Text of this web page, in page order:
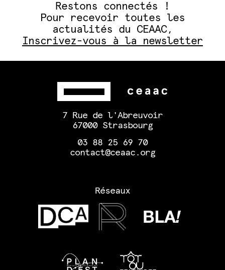
Restons connectés !
Pour recevoir toutes les
actualités du CEAAC,
Inscrivez-vous à la newsletter
7 Rue de l'Abreuvoir
67000 Strasbourg
03 88 25 69 70
contact@ceaac.org
Réseaux